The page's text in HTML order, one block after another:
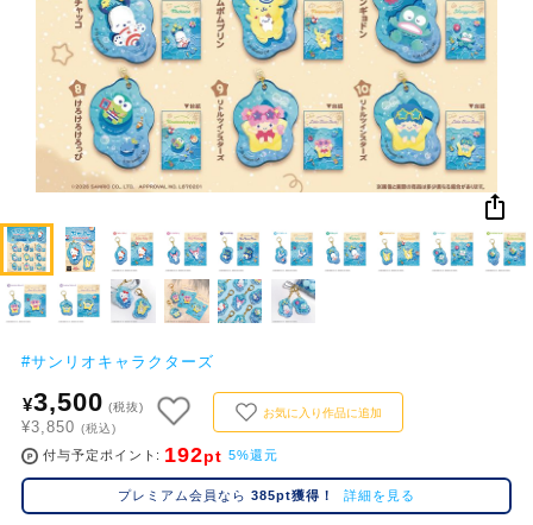
コ
レ
イ
ズ
注
#サンリオキャラクターズ
¥3,500 (税抜)
¥3,850 (税込)
お気に入り作品に追加
付与予定ポイント 192pt 5%還元
プレミアム会員なら 385pt獲得！ 詳細を見る